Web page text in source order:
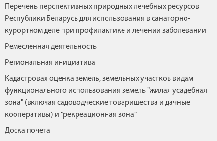
Перечень перспективных природных лечебных ресурсов
Республики Беларусь для использования в санаторно-
курортном деле при профилактике и лечении заболеваний
Ремесленная деятельность
Региональная инициатива
Кадастровая оценка земель, земельных участков видам
функционального использования земель "жилая усадебная
зона" (включая садоводческие товарищества и дачные
кооперативы) и "рекреационная зона"
Доска почета